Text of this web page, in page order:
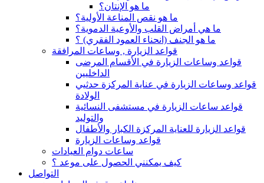
ما هو الإنتان؟
ما هو نقص المناعة الأولية؟
ما هي أمراض القلب والأوعية الدموية؟
ما هو الجنف (انحناء العمود الفقري) ؟
قواعد الزيارة , وساعات المرافقة
قواعد وساعات الزيارة في الأقسام المرضى
الداخليين
قواعد وساعات الزيارة في عناية المركزة حدثيي
الولادة
قواعد ساعات الزيارة في مستشفى النسائية
والتوليد
قواعد الزيارة للعناية المركزة الكبار والأطفال
قواعد وساعات الزيارة
ساعات دوام العيادات
كيف يمكنني الحصول على موعد ؟
التواصل